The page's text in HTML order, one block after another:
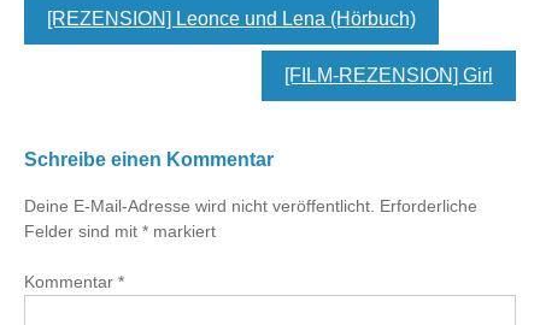
[REZENSION] Leonce und Lena (Hörbuch)
[FILM-REZENSION] Girl
Schreibe einen Kommentar
Deine E-Mail-Adresse wird nicht veröffentlicht. Erforderliche
Felder sind mit * markiert
Kommentar *